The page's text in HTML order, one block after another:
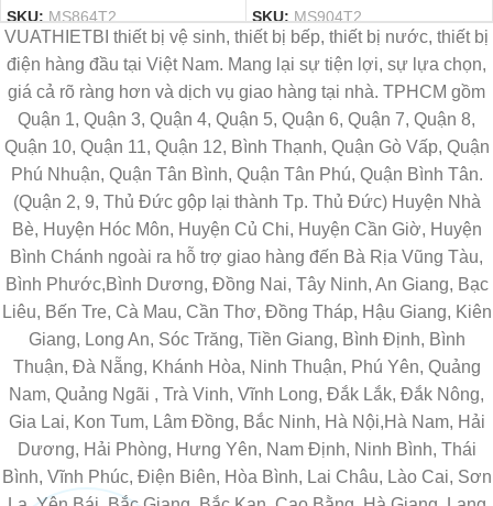
SKU:MS864T2 SKU:MS904T2
VUATHIETBI thiết bị vệ sinh, thiết bị bếp, thiết bị nước, thiết bị
điện hàng đầu tại Việt Nam. Mang lại sự tiện lợi, sự lựa chọn,
giá cả rõ ràng hơn và dịch vụ giao hàng tại nhà. TPHCM gồm
Quận 1, Quận 3, Quận 4, Quận 5, Quận 6, Quận 7, Quận 8,
Quận 10, Quận 11, Quận 12, Bình Thạnh, Quận Gò Vấp, Quận
Phú Nhuận, Quận Tân Bình, Quận Tân Phú, Quận Bình Tân.
(Quận 2, 9, Thủ Đức gộp lại thành Tp. Thủ Đức) Huyện Nhà
Bè, Huyện Hóc Môn, Huyện Củ Chi, Huyện Cần Giờ, Huyện
Bình Chánh ngoài ra hỗ trợ giao hàng đến Bà Rịa Vũng Tàu,
Bình Phước,Bình Dương, Đồng Nai, Tây Ninh, An Giang, Bạc
Liêu, Bến Tre, Cà Mau, Cần Thơ, Đồng Tháp, Hậu Giang, Kiên
Giang, Long An, Sóc Trăng, Tiền Giang, Bình Định, Bình
Thuận, Đà Nẵng, Khánh Hòa, Ninh Thuận, Phú Yên, Quảng
Nam, Quảng Ngãi , Trà Vinh, Vĩnh Long, Đắk Lắk, Đắk Nông,
Gia Lai, Kon Tum, Lâm Đồng, Bắc Ninh, Hà Nội,Hà Nam, Hải
Dương, Hải Phòng, Hưng Yên, Nam Định, Ninh Bình, Thái
Bình, Vĩnh Phúc, Điện Biên, Hòa Bình, Lai Châu, Lào Cai, Sơn